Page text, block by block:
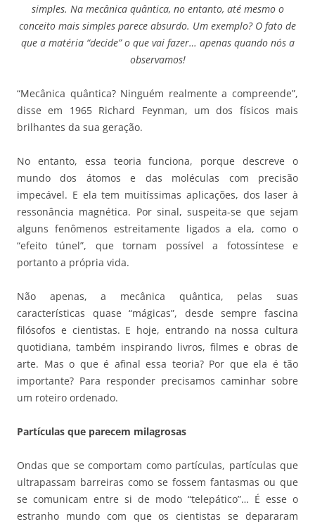
simples. Na mecânica quântica, no entanto, até mesmo o
conceito mais simples parece absurdo. Um exemplo? O fato de
que a matéria “decide” o que vai fazer… apenas quando nós a
observamos!
“Mecânica quântica? Ninguém realmente a compreende”,
disse em 1965 Richard Feynman, um dos físicos mais
brilhantes da sua geração.
No entanto, essa teoria funciona, porque descreve o
mundo dos átomos e das moléculas com precisão
impecável. E ela tem muitíssimas aplicações, dos laser à
ressonância magnética. Por sinal, suspeita-se que sejam
alguns fenômenos estreitamente ligados a ela, como o
“efeito túnel”, que tornam possível a fotossíntese e
portanto a própria vida.
Não apenas, a mecânica quântica, pelas suas
características quase “mágicas”, desde sempre fascina
filósofos e cientistas. E hoje, entrando na nossa cultura
quotidiana, também inspirando livros, filmes e obras de
arte. Mas o que é afinal essa teoria? Por que ela é tão
importante? Para responder precisamos caminhar sobre
um roteiro ordenado.
Partículas que parecem milagrosas
Ondas que se comportam como partículas, partículas que
ultrapassam barreiras como se fossem fantasmas ou que
se comunicam entre si de modo “telepático”… É esse o
estranho mundo com que os cientistas se depararam